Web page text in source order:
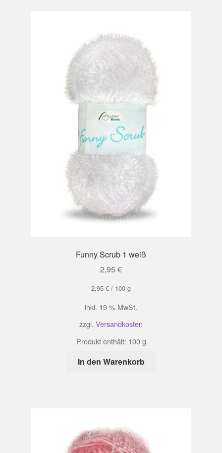
Funny Scrub 1 weiß
2,95 €
2,95 € / 100 g
inkl. 19 % MwSt.
zzgl. Versandkosten
Produkt enthält: 100g
In den Warenkorb